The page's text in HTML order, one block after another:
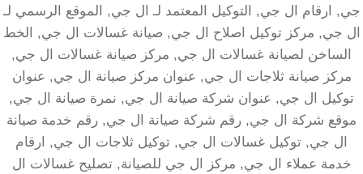
جي, ارقام ال جي, التوكيل المعتمد لـ ال جي, الموقع الرسمي لـ
ال جي, مركز توكيل اصلاح ال جي, صيانة غسالات ال جي, الخط
الساخن لصيانة غسالات ال جي, مركز صيانة غسالات ال جي,
مركز صيانة ثلاجات ال جي, عنوان مركز صيانة ال جي, عنوان
توكيل ال جي, عنوان شركة صيانة ال جي, نمرة صيانة ال جي,
موقع شركة ال جي, رقم شركة صيانة ال جي, رقم خدمة صيانة
ال جي, توكيل غسالات ال جي, توكيل ثلاجات ال جي, ارقام
خدمة عملاء ال جي, مركز ال جي للصيانة, تصليح غسالات ال